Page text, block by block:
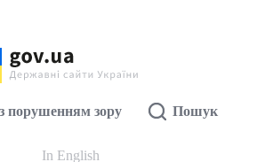
порушенням зору Пошук
In English